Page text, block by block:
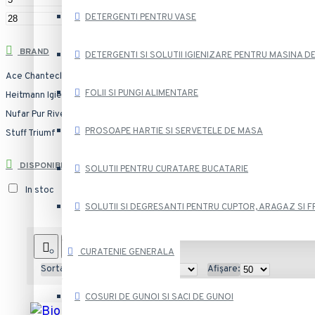
DETERGENTI PENTRU VASE
DETERGENTI SI SOLUTII IGIENIZARE PENTRU MASINA
FOLII SI PUNGI ALIMENTARE
PROSOAPE HARTIE SI SERVETELE DE MASA
SOLUTII PENTRU CURATARE BUCATARIE
SOLUTII SI DEGRESANTI PENTRU CUPTOR, ARAGAZ SI
CURATENIE GENERALA
COSURI DE GUNOI SI SACI DE GUNOI
lei
BRAND
Ace Chanteclair
Heitmann Igienol MisavanMr. Proper
NufarPurRivex
StuffTriumf
DISPONIBILITATE
In stoc
Sortare după: Afișare: